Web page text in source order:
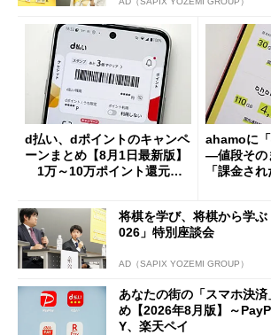
d払い、dポイントのキャンペ
ーンまとめ【8月1日最新版】
1万～10万ポイント還元の
ahamoに
―値段その
「課金さ
将棋を学び、将棋から学
026」特別座談会
AD（SAPIX YOZEMI GROUP）
あなたの街の「スマホ決
め【2026年8月版】～
Y、楽天ペイ